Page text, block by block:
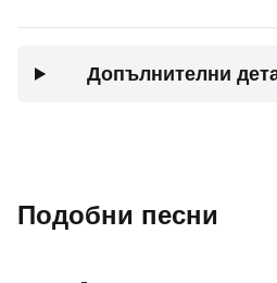
Допълнителни
Подобни песни